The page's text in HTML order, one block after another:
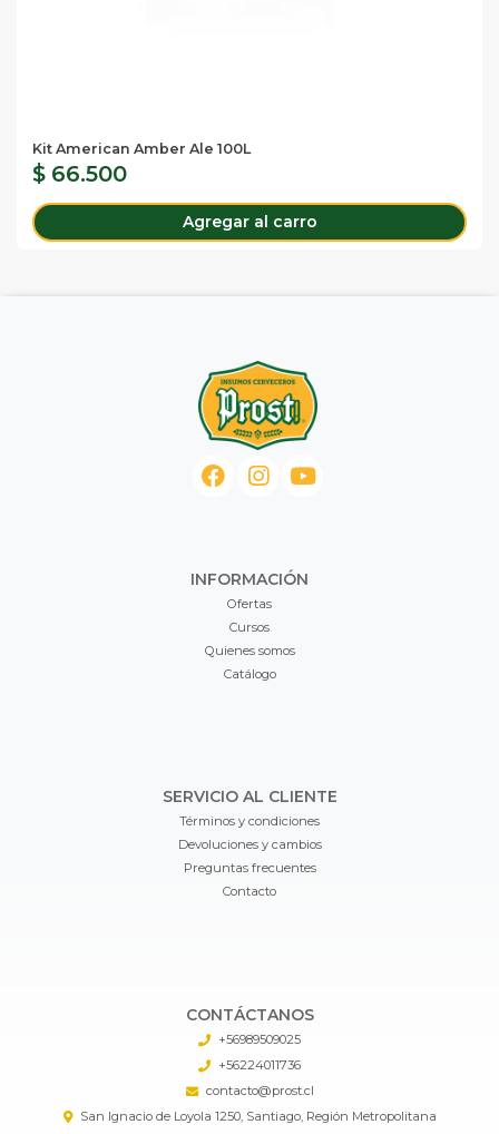
Kit American Amber Ale 100L
$ 66.500
Agregar al carro
INFORMACIÓN
Ofertas
Cursos
Quienes somos
Catálogo
SERVICIO AL CLIENTE
Términos y condiciones
Devoluciones y cambios
Preguntas frecuentes
Contacto
CONTÁCTANOS
+56989509025
+56224011736
contacto@prost.cl
San Ignacio de Loyola 1250, Santiago, Región Metropolitana